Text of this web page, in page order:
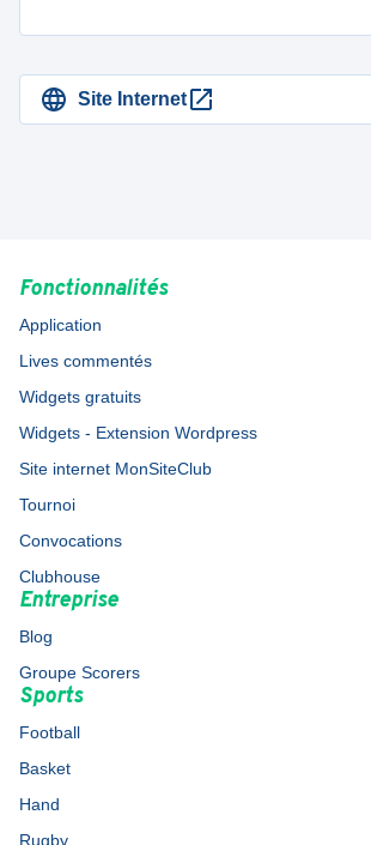
Site Internet
Fonctionnalités
Application
Lives commentés
Widgets gratuits
Widgets - Extension Wordpress
Site internet MonSiteClub
Tournoi
Convocations
Clubhouse
Entreprise
Blog
Groupe Scorers
Sports
Football
Basket
Hand
Rugby